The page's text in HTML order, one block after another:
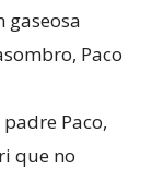
gaseosa
Paco
Paco,
que no